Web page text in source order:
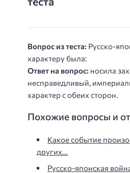
Вопрос из теста: Русско-
характеру была:
Ответ на вопрос: носила
несправедливый,
характер с обеих сторон.
Похожие вопросы и
Какое событие
других…
Русско-японская